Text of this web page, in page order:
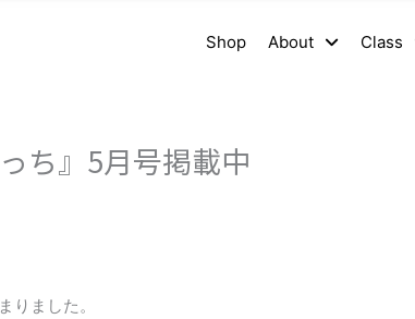
Shop About Class
ち』5月号掲載中
ました。